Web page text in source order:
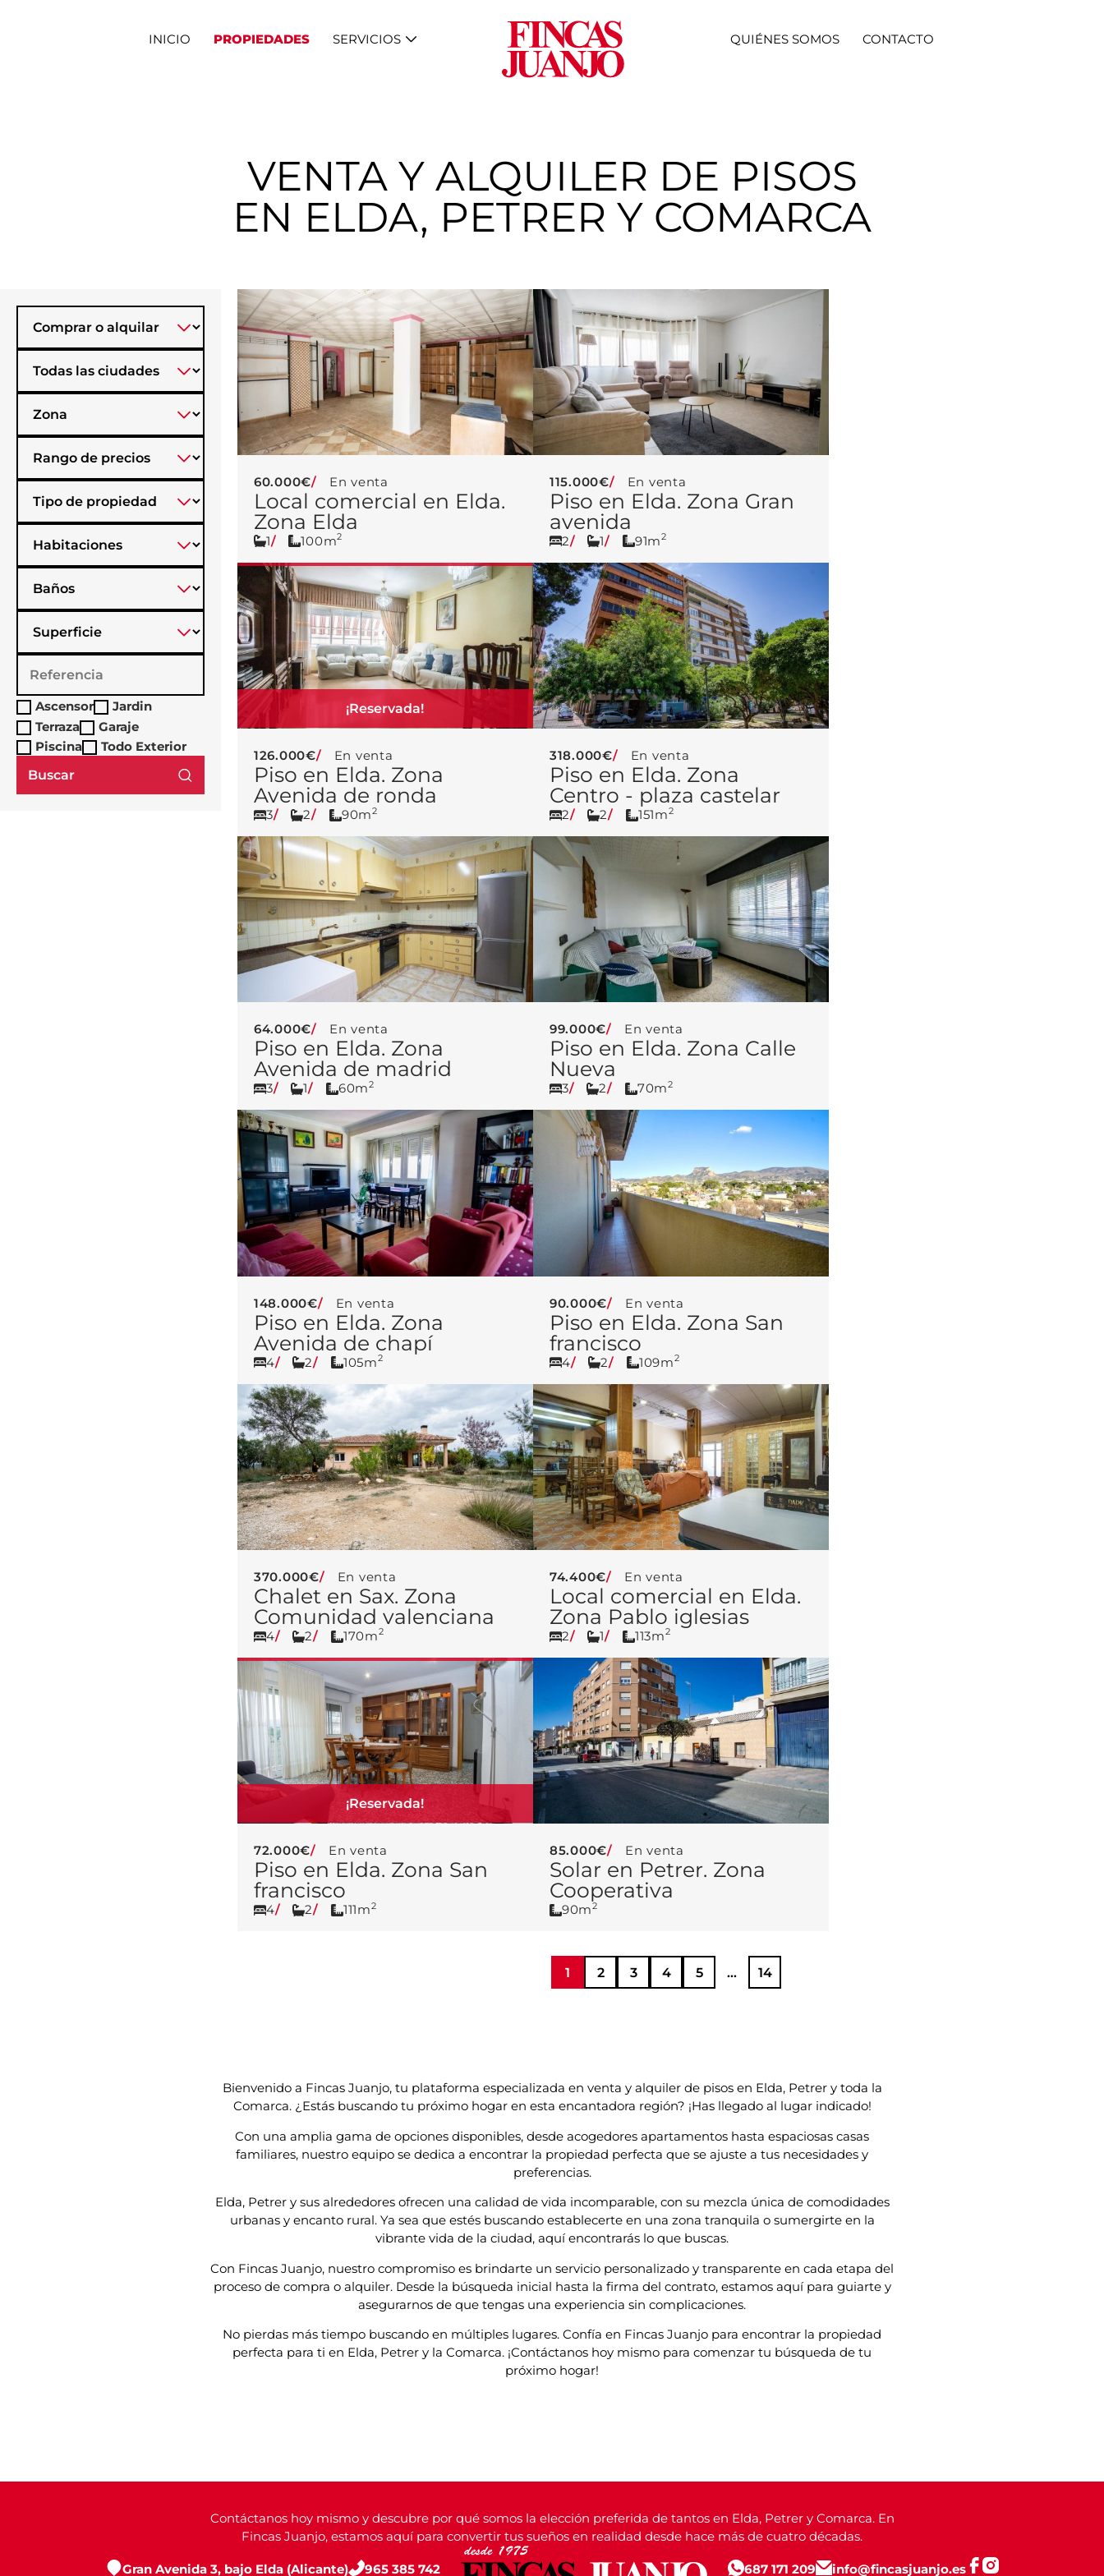
INICIO PROPIEDADES SERVICIOS QUIÉNES SOMOS CONTACTO
VENTA Y ALQUILER DE PISOS
EN ELDA, PETRER Y COMARCA
Ascensor
Jardin
Terraza
Garaje
Piscina
Todo Exterior
60.000€ En venta
Local comercial en Elda.
Zona Elda
1 100m2
115.000€ En venta
Piso en Elda. Zona Gran
avenida
2 1 91m2
¡Reservada!
126.000€ En venta
Piso en Elda. Zona
Avenida de ronda
3 2 90m2
318.000€ En venta
Piso en Elda. Zona
Centro - plaza castelar
2 2 151m2
64.000€ En venta
Piso en Elda. Zona
Avenida de madrid
3 1 60m2
99.000€ En venta
Piso en Elda. Zona Calle
Nueva
3 2 70m2
148.000€ En venta
Piso en Elda. Zona
Avenida de chapí
4 2 105m2
90.000€ En venta
Piso en Elda. Zona San
francisco
4 2 109m2
370.000€ En venta
Chalet en Sax. Zona
Comunidad valenciana
4 2 170m2
74.400€ En venta
Local comercial en Elda.
Zona Pablo iglesias
2 1 113m2
¡Reservada!
72.000€ En venta
Piso en Elda. Zona San
francisco
4 2 111m2
85.000€ En venta
Solar en Petrer. Zona
Cooperativa
90m2
1 2 3 4 5 14
Bienvenido a Fincas Juanjo, tu plataforma especializada en venta y alquiler de pisos en Elda, Petrer y toda la
Comarca. ¿Estás buscando tu próximo hogar en esta encantadora región? ¡Has llegado al lugar indicado!
Con una amplia gama de opciones disponibles, desde acogedores apartamentos hasta espaciosas casas
familiares, nuestro equipo se dedica a encontrar la propiedad perfecta que se ajuste a tus necesidades y
preferencias.
Elda, Petrer y sus alrededores ofrecen una calidad de vida incomparable, con su mezcla única de comodidades
urbanas y encanto rural. Ya sea que estés buscando establecerte en una zona tranquila o sumergirte en la
vibrante vida de la ciudad, aquí encontrarás lo que buscas.
Con Fincas Juanjo, nuestro compromiso es brindarte un servicio personalizado y transparente en cada etapa del
proceso de compra o alquiler. Desde la búsqueda inicial hasta la firma del contrato, estamos aquí para guiarte y
asegurarnos de que tengas una experiencia sin complicaciones.
No pierdas más tiempo buscando en múltiples lugares. Confía en Fincas Juanjo para encontrar la propiedad
perfecta para ti en Elda, Petrer y la Comarca. ¡Contáctanos hoy mismo para comenzar tu búsqueda de tu
próximo hogar!
Contáctanos hoy mismo y descubre por qué somos la elección preferida de tantos en Elda, Petrer y Comarca. En
Fincas Juanjo, estamos aquí para convertir tus sueños en realidad desde hace más de cuatro décadas.
Gran Avenida 3, bajo Elda (Alicante) 965 385 742 687 171 209 info@fincasjuanjo.es